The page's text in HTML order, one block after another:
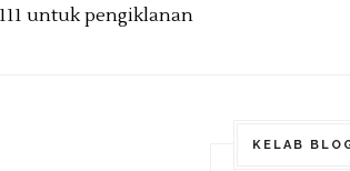
untuk pengiklanan
KELAB